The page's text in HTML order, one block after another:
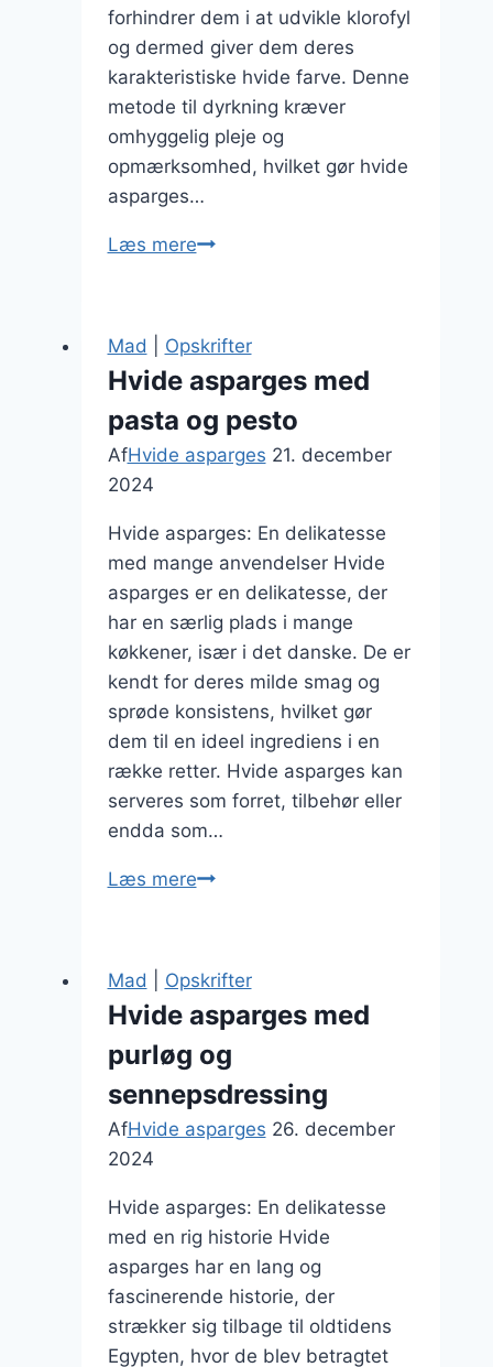
forhindrer dem i at udvikle klorofyl
og dermed giver dem deres
karakteristiske hvide farve. Denne
metode til dyrkning kræver
omhyggelig pleje og
opmærksomhed, hvilket gør hvide
asparges…
Læs mereHvide
til
perfekt
forret
Mad Opskrifter
Hvide asparges med
pasta og pesto
AfHvide asparges 21. december
2024
Hvide asparges: En delikatesse
med mange anvendelser Hvide
asparges er en delikatesse, der
har en særlig plads i mange
køkkener, især i det danske. De er
kendt for deres milde smag og
sprøde konsistens, hvilket gør
dem til en ideel ingrediens i en
række retter. Hvide asparges kan
serveres som forret, tilbehør eller
endda som…
Læs mereHvide
pasta
pesto
Mad Opskrifter
Hvide asparges med
purløg og
sennepsdressing
AfHvide asparges 26. december
2024
Hvide asparges: En delikatesse
med en rig historie Hvide
asparges har en lang og
fascinerende historie, der
strækker sig tilbage til oldtidens
Egypten, hvor de blev betragtet